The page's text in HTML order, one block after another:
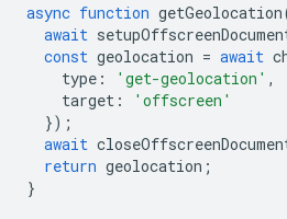
async function getGeolocation
await
const geolocation = await
type : 'get-geolocation' ,
target :
'offscreen'
});
await
return geolocation ;
}